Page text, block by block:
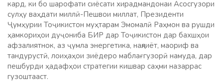
кард, ки бо шарофати сиёсати хирадмандонаи Асосгузори
сулҳу ваҳдати миллӣ-Пешвои миллат, Президенти
Ҷумҳурии Тоҷикистон муҳтарам Эмомалӣ Раҳмон ва рушди
ҳамкориҳои дуҷониба БИР дар Тоҷикистон дар бахшҳои
афзалиятнок, аз ҷумла энергетика, нақлиёт, маориф ва
тандурустӣ, лоиҳаҳои зиёдеро маблағгузорӣ намуда, дар
пешбурди ҳадафҳои стратегии кишвар саҳми назаррас
гузоштааст.